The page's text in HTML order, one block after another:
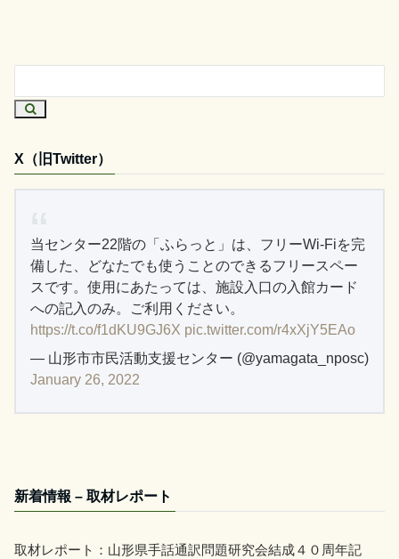
X（旧Twitter）
当センター22階の「ふらっと」は、フリーWi-Fiを完
備した、どなたでも使うことのできるフリースペー
スです。使用にあたっては、施設入口の入館カード
への記入のみ。ご利用ください。
https://t.co/f1dKU9GJ6X pic.twitter.com/r4xXjY5EAo
— 山形市市民活動支援センター (@yamagata_nposc)
January 26, 2022
新着情報 – 取材レポート
取材レポート：山形県手話通訳問題研究会結成４０周年記